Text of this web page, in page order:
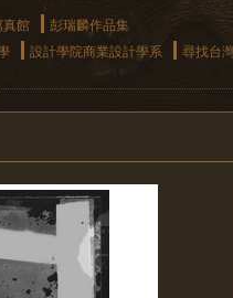
真館
彭瑞麟作品集
設計學院商業設計學系 尋找台